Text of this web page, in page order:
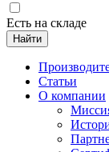
Есть на складе
Найти
Статьи
О компании